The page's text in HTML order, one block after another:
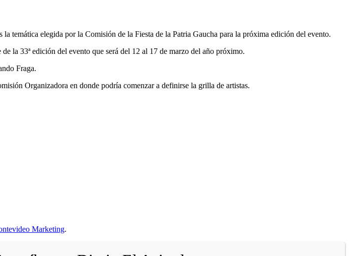
temática elegida por la Comisión de la Fiesta de la Patria Gaucha para la próxima edición del evento.
la 33ª edición del evento que será del 12 al 17 de marzo del año próximo.
Fraga.
Organizadora en donde podría comenzar a definirse la grilla de artistas.
Marketing.